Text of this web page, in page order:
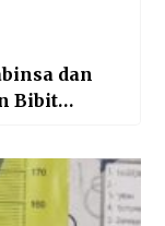
dan
Bibit